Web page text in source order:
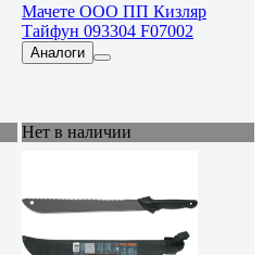
Мачете ООО ПП Кизляр
Тайфун 093304 F07002
Аналоги
Нет в наличии